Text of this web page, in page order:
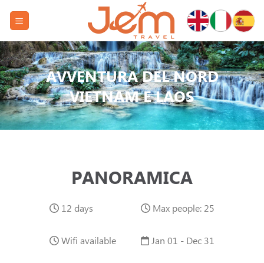
AVVENTURA DEL NORD
VIETNAM E LAOS
PANORAMICA
12 days Max people: 25
Wifi available Jan 01 - Dec 31